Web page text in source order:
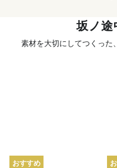
坂ノ途
素材を大切にしてつくった
おすすめ